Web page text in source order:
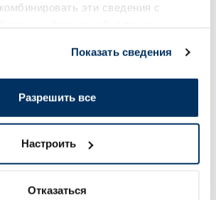
эти сведения с
Показать сведения
Разрешить все
Настроить
Отказаться
Touch SPF 50+
солнцезащитное